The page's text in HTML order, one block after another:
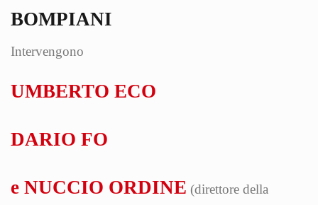
BOMPIANI
Intervengono
UMBERTO ECO
DARIO FO
e NUCCIO ORDINE (direttore della